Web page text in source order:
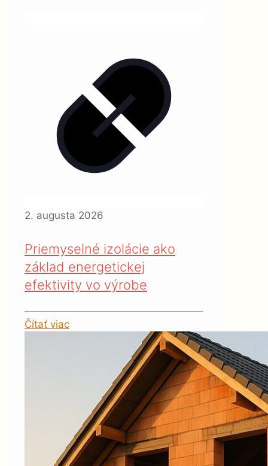
2. augusta 2026
Priemyselné izolácie ako
základ energetickej
efektivity vo výrobe
Čítať viac